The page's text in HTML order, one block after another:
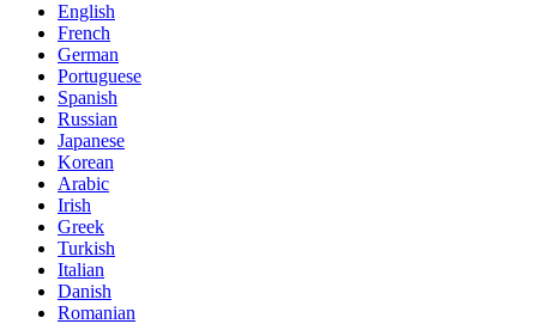
English
French
German
Portuguese
Spanish
Russian
Japanese
Korean
Arabic
Irish
Greek
Turkish
Italian
Danish
Romanian